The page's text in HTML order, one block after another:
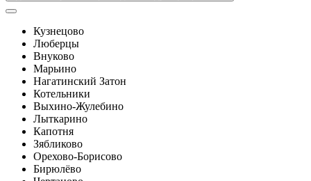
Кузнецово
Люберцы
Внуково
Марьино
Нагатинский Затон
Котельники
Выхино-Жулебино
Лыткарино
Капотня
Зябликово
Орехово-Борисово
Бирюлёво